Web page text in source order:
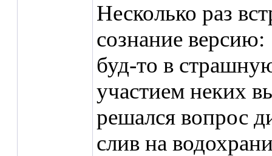
Несколько раз
сознание версию:
буд-то в
участием неких
решался вопрос
слив на